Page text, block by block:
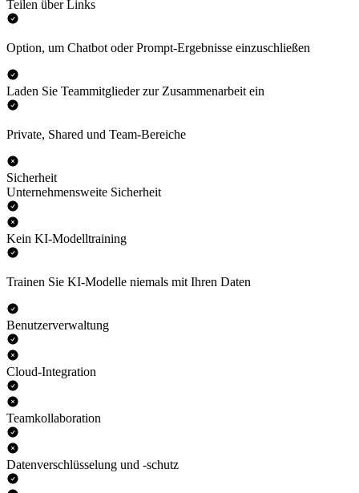
Teilen über Links
Option, um Chatbot oder Prompt-Ergebnisse einzuschließen
Laden Sie Teammitglieder zur Zusammenarbeit ein
Private, Shared und Team-Bereiche
Sicherheit
Unternehmensweite Sicherheit
Kein KI-Modelltraining
Trainen Sie KI-Modelle niemals mit Ihren Daten
Benutzerverwaltung
Cloud-Integration
Teamkollaboration
Datenverschlüsselung und -schutz